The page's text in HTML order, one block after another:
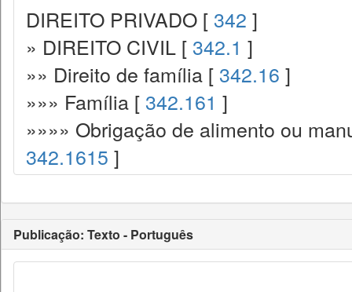
DIREITO PRIVADO [ 342 ]
» DIREITO CIVIL [ 342.1 ]
»» Direito de família [ 342.16 ]
»»» Família [ 342.161 ]
»»»» Obrigação de alimento ou
342.1615 ]
Publicação: Texto - Português